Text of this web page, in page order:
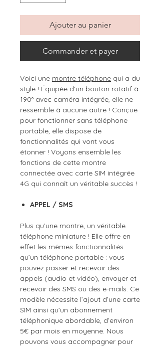
Ajouter au panier
Commander et payer
Voici une montre téléphone qui a du
style ! Équipée d’un bouton rotatif à
190° avec caméra intégrée, elle ne
ressemble à aucune autre ! Conçue
pour fonctionner sans téléphone
portable, elle dispose de
fonctionnalités qui vont vous
étonner ! Voyons ensemble les
fonctions de cette montre
connectée avec carte SIM intégrée
4G qui connaît un véritable succès !
APPEL / SMS
Plus qu’une montre, un véritable
téléphone miniature ! Elle offre en
effet les mêmes fonctionnalités
qu’un téléphone portable : vous
pouvez passer et recevoir des
appels (audio et vidéo), envoyer et
recevoir des SMS ou des e-mails. Ce
modèle nécessite l’ajout d’une carte
SIM ainsi qu’un abonnement
téléphonique abordable, d’environ
5€ par mois en moyenne. Nous
pouvons vous accompagner pour